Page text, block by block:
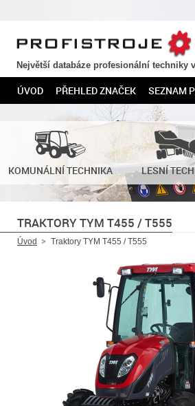
PROFISTROJE.CZ
Největší databáze profesionální techniky
ÚVOD PŘEHLED ZNAČEK SEZNAM
KOMUNÁLNÍ TECHNIKA LESNÍ
TRAKTORY TYM T455 / T555
Úvod Traktory TYM T455 / T555